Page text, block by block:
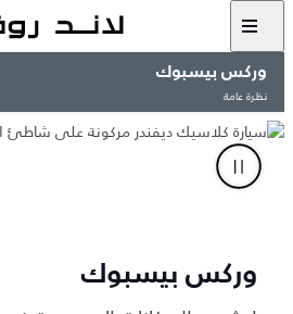
وركس بيسبوك
نظرة عامة
وركس بيسبوك